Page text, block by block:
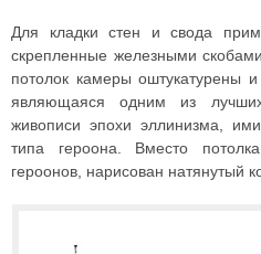
Для кладки стен и свода
скрепленные железными
потолок камеры оштукатурены
являющаяся одним из
живописи эпохи эллинизма,
типа героона. Вместо
героонов, нарисован натянутый